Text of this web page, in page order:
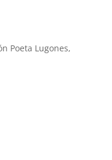
Poeta Lugones,